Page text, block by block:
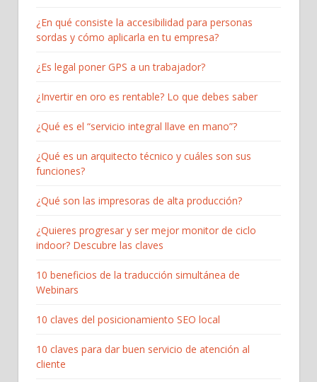
¿En qué consiste la accesibilidad para personas
sordas y cómo aplicarla en tu empresa?
¿Es legal poner GPS a un trabajador?
¿Invertir en oro es rentable? Lo que debes saber
¿Qué es el “servicio integral llave en mano”?
¿Qué es un arquitecto técnico y cuáles son sus
funciones?
¿Qué son las impresoras de alta producción?
¿Quieres progresar y ser mejor monitor de ciclo
indoor? Descubre las claves
10 beneficios de la traducción simultánea de
Webinars
10 claves del posicionamiento SEO local
10 claves para dar buen servicio de atención al
cliente